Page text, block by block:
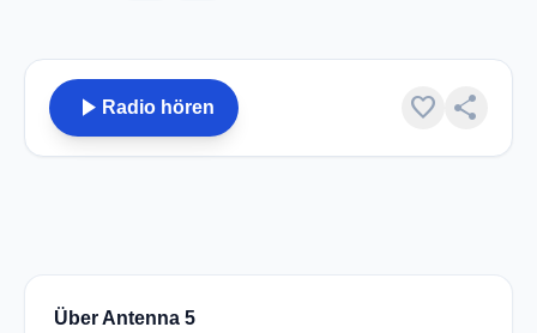
play_arrow Radio hören favorite share
Über Antenna 5